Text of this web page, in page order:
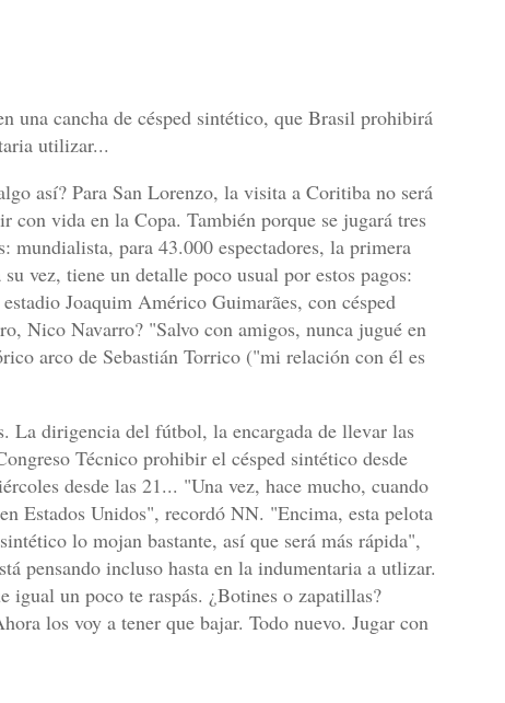
una cancha de césped sintético, que Brasil prohibirá
utilizar...
así? Para San Lorenzo, la visita a Coritiba no será
con vida en la Copa. También porque se jugará tres
mundialista, para 43.000 espectadores, la primera
vez, tiene un detalle poco usual por estos pagos:
Joaquim Américo Guimarães, con césped
Nico Navarro? "Salvo con amigos, nunca jugué en
arco de Sebastián Torrico ("mi relación con él es
La dirigencia del fútbol, la encargada de llevar las
Técnico prohibir el césped sintético desde
desde las 21... "Una vez, hace mucho, cuando
Estados Unidos", recordó NN. "Encima, esta pelota
lo mojan bastante, así que será más rápida",
pensando incluso hasta en la indumentaria a utlizar.
igual un poco te raspás. ¿Botines o zapatillas?
los voy a tener que bajar. Todo nuevo. Jugar con